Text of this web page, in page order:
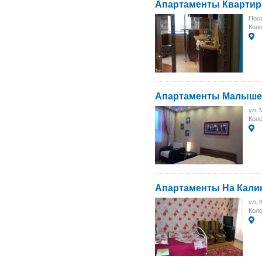
Апартаменты
Апартаменты
ул.
Апартаменты На
ул.